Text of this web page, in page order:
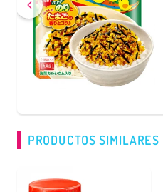
PRODUCTOS SIMILARES